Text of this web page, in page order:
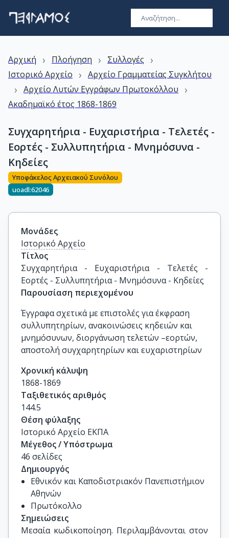
Αρχική › Πλοήγηση › Συλλογές ›
Ιστορικό Αρχείο › Αρχείο Γραμματείας Συγκλήτου
› Αρχείο Λυτών Εγγράφων Πρωτοκόλλου ›
Ακαδημαϊκό έτος 1868-1869
Συγχαρητήρια - Ευχαριστήρια - Τελετές -
Εορτές - Συλλυπητήρια - Μνημόσυνα -
Κηδείες
Υποφάκελος Αρχειακού Συνόλου
uoadl:62046
Μονάδες
Ιστορικό Αρχείο
Τίτλος
Συγχαρητήρια - Ευχαριστήρια - Τελετές -
Εορτές - Συλλυπητήρια - Μνημόσυνα - Κηδείες
Παρουσίαση περιεχομένου
Έγγραφα σχετικά με επιστολές για έκφραση
συλλυπητηρίων, ανακοινώσεις κηδειών και
μνημόσυνων, διοργάνωση τελετών –εορτών,
αποστολή συγχαρητηρίων και ευχαριστηρίων
Χρονική κάλυψη
1868-1869
Ταξιθετικός αριθμός
144.5
Θέση φύλαξης
Ιστορικό Αρχείο ΕΚΠΑ
Μέγεθος / Υπόστρωμα
46 σελίδες
Δημιουργός
Εθνικόν και Καποδιστριακόν Πανεπιστήμιον
Αθηνών
Πρωτόκολλο
Σημειώσεις
Μεσαία κωδικοποίηση. Περιλαμβάνονται στον